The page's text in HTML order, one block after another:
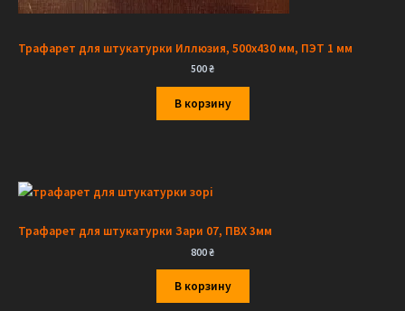
Трафарет для штукатурки Иллюзия, 500х430 мм, ПЭТ 1 мм
500₴
В корзину
Трафарет для штукатурки Зари 07, ПВХ 3мм
800₴
В корзину